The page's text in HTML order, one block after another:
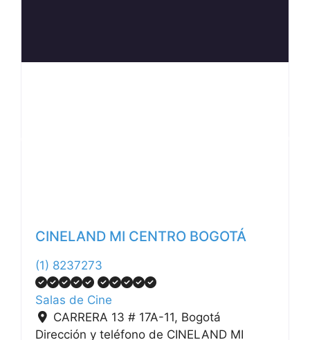
CINELAND MI CENTRO BOGOTÁ
(1) 8237273
Salas de Cine
CARRERA 13 # 17A-11, Bogotá
Dirección y teléfono de CINELAND MI